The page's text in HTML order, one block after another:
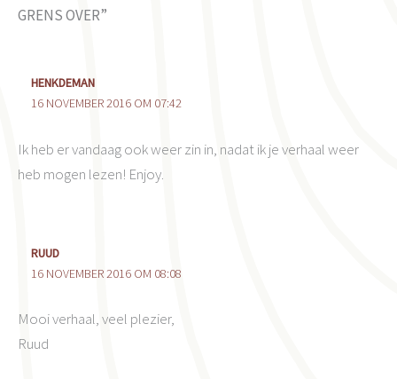
GRENS OVER”
HENKDEMAN
16 NOVEMBER 2016 OM 07:42
Ik heb er vandaag ook weer zin in, nadat ik je verhaal weer
heb mogen lezen! Enjoy.
RUUD
16 NOVEMBER 2016 OM 08:08
Mooi verhaal, veel plezier,
Ruud